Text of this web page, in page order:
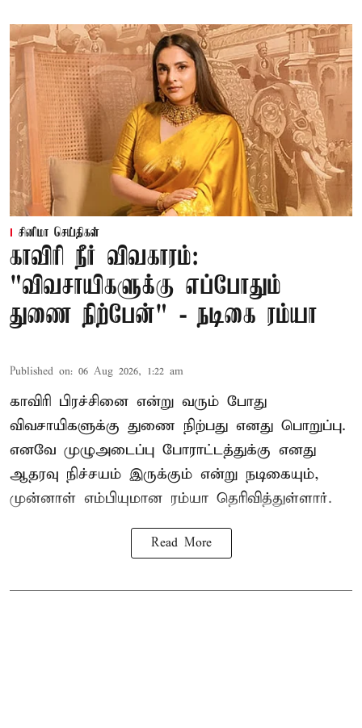
சினிமா செய்திகள்
காவிரி நீர் விவகாரம்:
"விவசாயிகளுக்கு எப்போதும்
துணை நிற்பேன்" - நடிகை ரம்யா
Published on: 06 Aug 2026, 1:22 am
காவிரி பிரச்சினை என்று வரும் போது
விவசாயிகளுக்கு துணை நிற்பது எனது பொறுப்பு.
எனவே முழுஅடைப்பு போராட்டத்துக்கு எனது
ஆதரவு நிச்சயம் இருக்கும் என்று நடிகையும்,
முன்னாள் எம்பியுமான ரம்யா தெரிவித்துள்ளார்.
Read More